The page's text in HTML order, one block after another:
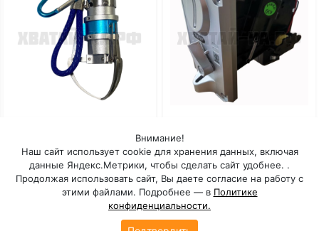
Под заказ: 30 дней Под заказ: 30 дней
Внимание!
Наш сайт использует cookie для хранения данных, включая
данные Яндекс.Метрики, чтобы сделать сайт удобнее. .
Продолжая использовать сайт, Вы даете согласие на работу с
этими файлами. Подробнее — в Политике
конфиденциальности.